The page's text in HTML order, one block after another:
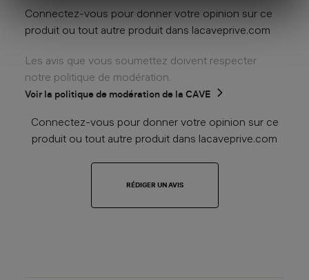
Connectez-vous pour donner votre opinion sur ce
produit ou tout autre produit dans lacaveprive.com
Les avis que vous soumettez doivent respecter
notre politique de modération.
Voir la politique de modération de la CAVE
Connectez-vous pour donner votre opinion sur ce
produit ou tout autre produit dans lacaveprive.com
RÉDIGER UN AVIS